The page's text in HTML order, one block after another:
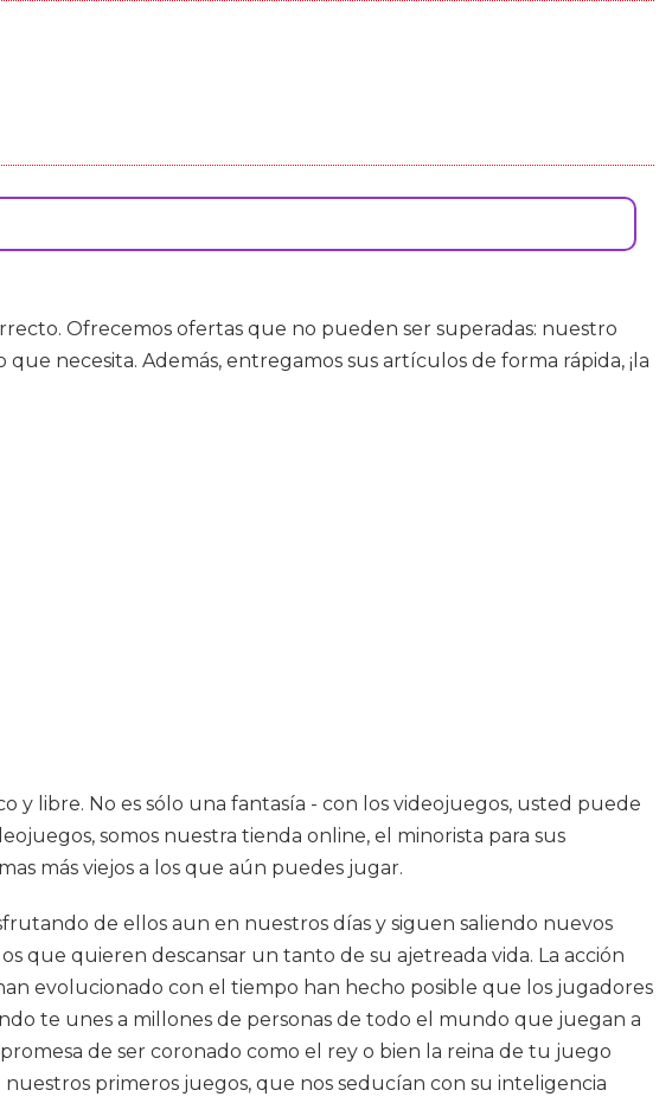
Ofrecemos ofertas que no pueden ser superadas: nuestro
necesita. Además, entregamos sus artículos de forma rápida, ¡la
libre. No es sólo una fantasía - con los videojuegos, usted puede
somos nuestra tienda online, el minorista para sus
más viejos a los que aún puedes jugar.
de ellos aun en nuestros días y siguen saliendo nuevos
que quieren descansar un tanto de su ajetreada vida. La acción
evolucionado con el tiempo han hecho posible que los jugadores
te unes a millones de personas de todo el mundo que juegan a
de ser coronado como el rey o bien la reina de tu juego
primeros juegos, que nos seducían con su inteligencia